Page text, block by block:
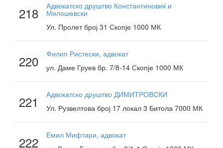
218 Адвокатско друштво Константиновиќ и
Милошевски
Ул. Пролет број 31 Скопје 1000 МК
220
Филип Ристески, адвокат
ул. Даме Груев бр. 7/8-14 Скопје 1000 МК
221
Адвокатско друштво ДИМИТРОВСКИ
Ул. Рузвелтова број 17 локал 3 Битола 7000 МК
222
Емил Мифтари, адвокат